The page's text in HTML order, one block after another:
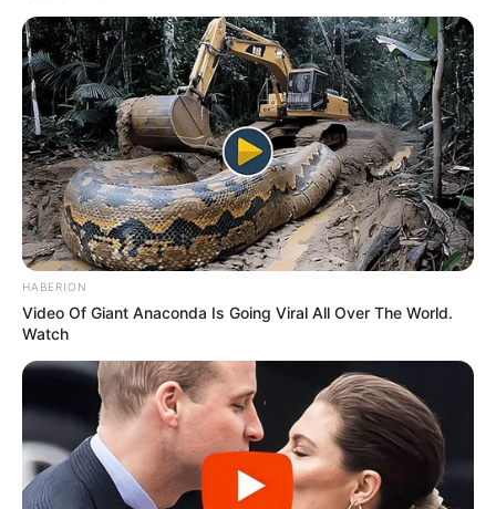
HABERION
Video Of Giant Anaconda Is Going Viral All Over The World.
Watch